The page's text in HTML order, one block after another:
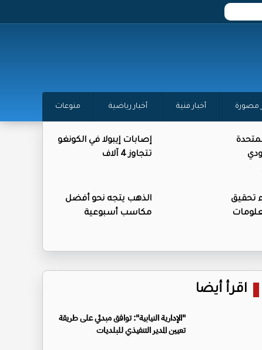
مصورة أخبار فنية أخبار رياضية منوعات
إصابات إيبولا في الكونغو
تتجاوز 4 آلاف
تحقيق
الذهب يتجه نحو أفضل
مكاسب أسبوعية
اقرأ أيضا
"الإدارية النيابية": توافق مبدئي على طريقة
تعيين المدير التنفيذي للبلديات